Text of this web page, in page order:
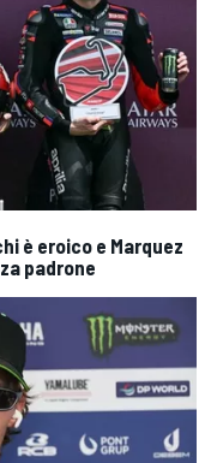
è eroico e Marquez
padrone